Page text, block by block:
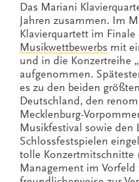
Das Mariani
Jahren zusammen. Im
Klavierquartett im Finale
Musikwettbewerbs mit
und in die Konzertreihe „
aufgenommen.
es zu den beiden
Deutschland, den
Mecklenburg-
Musikfestival sowie den
Schlossfestspielen
tolle Konzertmitschnitte
Management im Vorfeld